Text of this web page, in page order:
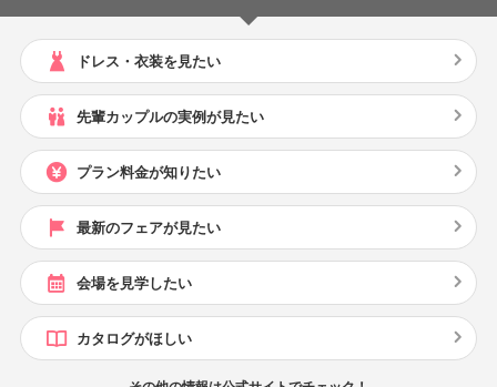
ドレス・衣装を見たい
先輩カップルの実例が見たい
プラン料金が知りたい
最新のフェアが見たい
会場を見学したい
カタログがほしい